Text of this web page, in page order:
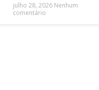
julho 28, 2026 Nenhum
comentário